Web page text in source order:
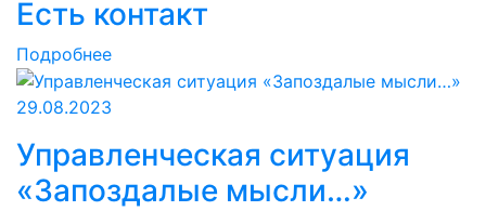
Есть контакт
Подробнее
29.08.2023
Управленческая ситуация
«Запоздалые мысли…»